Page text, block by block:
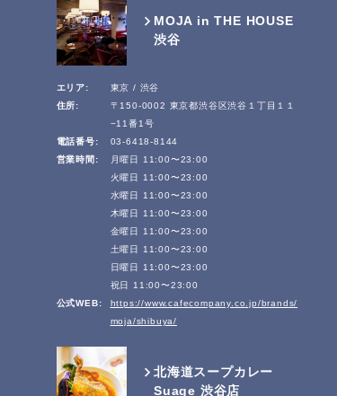
MOJA in THE HOUSE
渋谷
エリア:
東京 / 渋谷
住所:
〒150-0002 東京都渋谷区渋谷１丁目１１
−11番1号
電話番号:
03-6418-8144
営業時間:
月曜日 11:00〜23:00
火曜日 11:00〜23:00
水曜日 11:00〜23:00
木曜日 11:00〜23:00
金曜日 11:00〜23:00
土曜日 11:00〜23:00
日曜日 11:00〜23:00
祝日 11:00〜23:00
公式WEB:
https://www.cafecompany.co.jp/brands/
moja/shibuya/
北海道スープカレー
Suage 渋谷店